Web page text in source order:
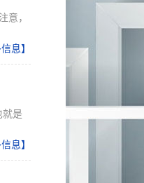
意，
息】
就是
息】